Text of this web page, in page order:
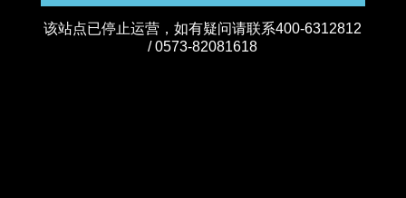
该站点已停止运营，如有疑问请联系400-6312812
/ 0573-82081618